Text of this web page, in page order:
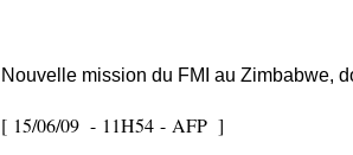
Nouvelle mission du FMI au Zimbabwe,
[ 15/06/09 - 11H54 - AFP ]